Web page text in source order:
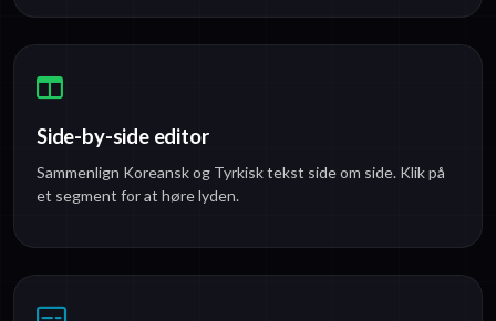
Side-by-side editor
Sammenlign Koreansk og Tyrkisk tekst side om side. Klik på
et segment for at høre lyden.